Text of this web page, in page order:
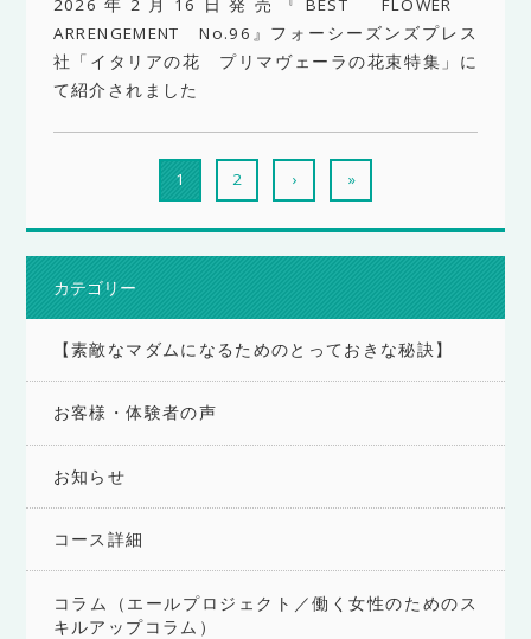
2026年2月16日発売『BEST FLOWER
ARRENGEMENT No.96』フォーシーズンズプレス
社「イタリアの花 プリマヴェーラの花束特集」に
て紹介されました
1 2 › »
カテゴリー
【素敵なマダムになるためのとっておきな秘訣】
お客様・体験者の声
お知らせ
コース詳細
コラム（エールプロジェクト／働く女性のためのス
キルアップコラム）